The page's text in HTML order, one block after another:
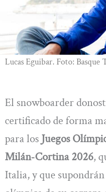
Lucas Eguibar. Foto: Basque
El snowboarder
certificado de forma
para los Juegos
Milán‑Cortina 2026,
Italia, y que